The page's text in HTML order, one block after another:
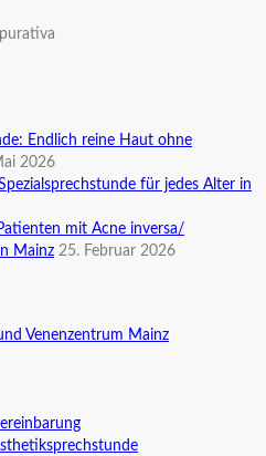
Endlich reine Haut ohne
2026
für jedes Alter in
mit Acne inversa/
Mainz 25. Februar 2026
Venenzentrum Mainz